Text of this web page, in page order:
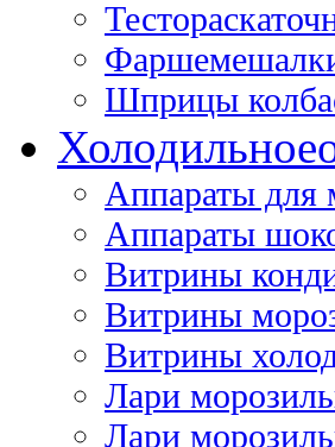
Шприцы
Холодильное
Аппараты для
Аппараты
Витрины
Витрины
Витрины
Лари
Лари